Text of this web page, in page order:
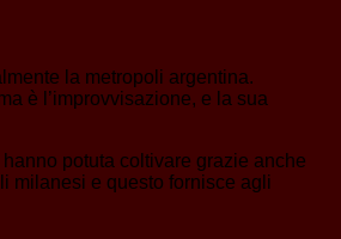
la metropoli argentina.
è l’improvvisazione, e la sua
potuta coltivare grazie anche
milanesi e questo fornisce agli